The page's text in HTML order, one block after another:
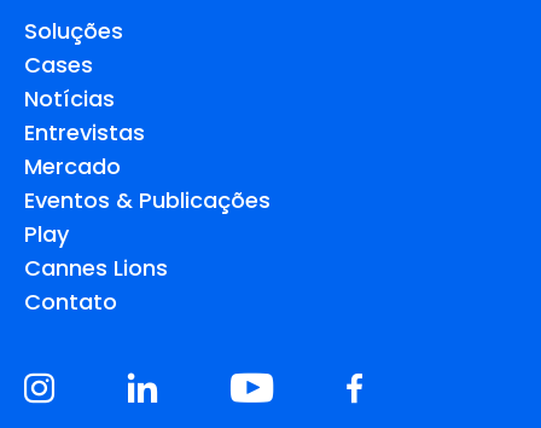
Soluções
Cases
Notícias
Entrevistas
Mercado
Eventos & Publicações
Play
Cannes Lions
Contato